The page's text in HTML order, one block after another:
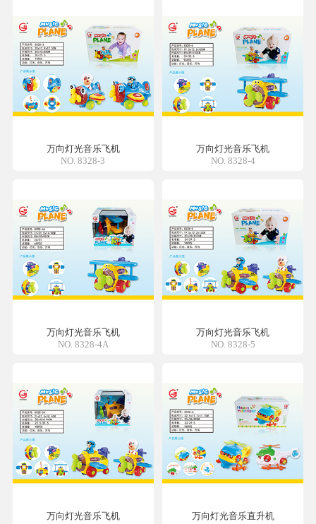
万向灯光音乐飞机
NO. 8328-3
万向灯光音乐飞机
NO. 8328-4
万向灯光音乐飞机
NO. 8328-4A
万向灯光音乐飞机
NO. 8328-5
万向灯光音乐飞机
万向灯光音乐直升机